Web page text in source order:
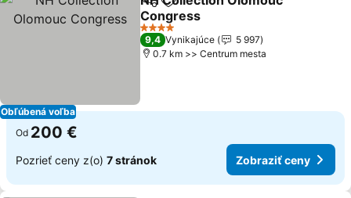
Obľúbená voľba
ZdieľaťPridať do obľúbených
Congress
4 Počet hviezdičiek
9,4 Vynikajúce
5 997
0.7 km >> Centrum mesta
Od 200 €
Pozrieť ceny z(o) 7 stránok Zobraziť ceny